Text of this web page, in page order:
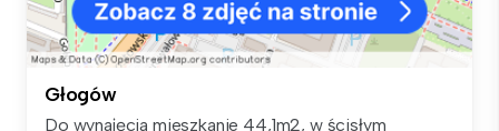
Głogów
Do wynajęcia mieszkanie 44,1m2, w ścisłym